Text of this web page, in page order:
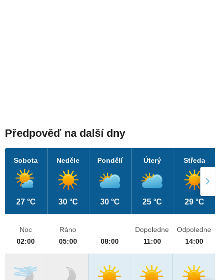
Předpověď na další dny
Sobota
27 °C
Neděle
30 °C
Pondělí
30 °C
Úterý
25 °C
Středa
29 °C
Noc
02:00
Ráno
05:00
08:00
Dopoledne
11:00
Odpoledne
14:00